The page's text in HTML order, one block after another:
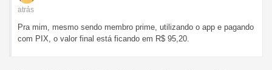
atrás
Pra mim, mesmo sendo membro prime, utilizando o app e pagando
com PIX, o valor final está ficando em R$ 95,20.